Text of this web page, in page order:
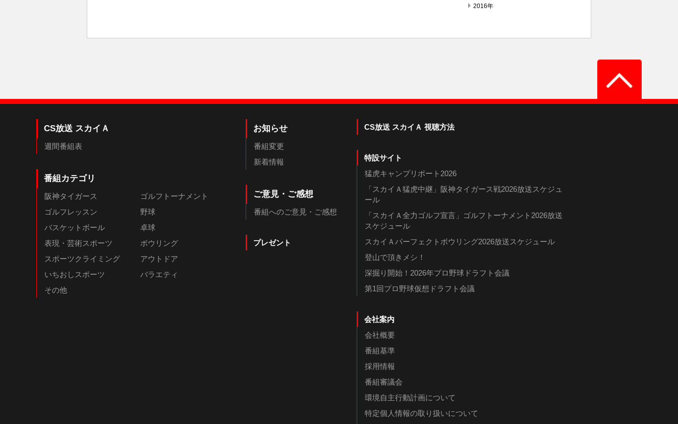
2016年
CS放送 スカイＡ
週間番組表
番組カテゴリ
阪神タイガース
ゴルフトーナメント
ゴルフレッスン
野球
バスケットボール
卓球
表現・芸術スポーツ
ボウリング
スポーツクライミング
アウトドア
いちおしスポーツ
バラエティ
その他
お知らせ
番組変更
新着情報
ご意見・ご感想
番組へのご意見・ご感想
プレゼント
CS放送 スカイＡ 視聴方法
特設サイト
猛虎キャンプリポート2026
「スカイＡ猛虎中継」阪神タイガース戦2026放送スケジュ
ール
「スカイＡ全力ゴルフ宣言」ゴルフトーナメント2026放送
スケジュール
スカイＡパーフェクトボウリング2026放送スケジュール
登山で頂きメシ！
深掘り開始！2026年プロ野球ドラフト会議
第1回プロ野球仮想ドラフト会議
会社案内
会社概要
番組基準
採用情報
番組審議会
環境自主行動計画について
特定個人情報の取り扱いについて